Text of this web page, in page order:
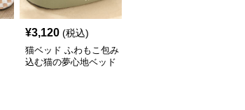
¥3,120 (税込)
猫ベッド ふわもこ包み
込む猫の夢心地ベッド